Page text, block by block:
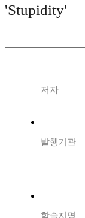
'Stupidity'
저자
발행기관
학술지명